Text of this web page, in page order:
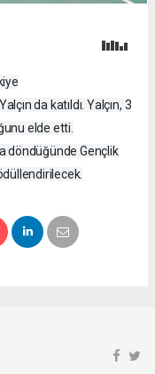
da katıldı. Yalçın, 3
elde etti.
döndüğünde Gençlik